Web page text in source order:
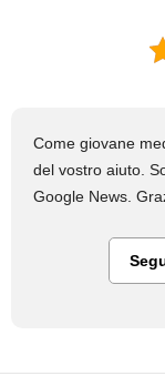
Come giovane
del vostro aiuto.
Google News.